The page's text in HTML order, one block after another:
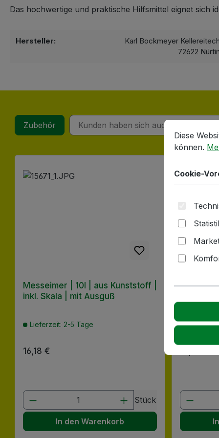
Das hochwertige und praktische Hilfsmittel eignet sich
Hersteller:
Karl Bockmeyer
72622
Zubehör Kunden haben sich auch angesehen
Produktgalerie überspringen
Messeimer | 10l | aus Kunststoff |
inkl. Skala | mit Ausguß
Lieferzeit: 2-5 Tage
Regulärer Preis:
16,18 €
Produkt Anzahl: Gib den
Stück
In den Warenkorb
Obst-
Cookie-
Diese
Diese
können.
Cookie-